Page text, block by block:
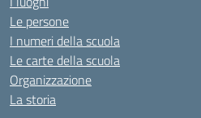
Le persone
I numeri della scuola
Le carte della scuola
Organizzazione
La storia